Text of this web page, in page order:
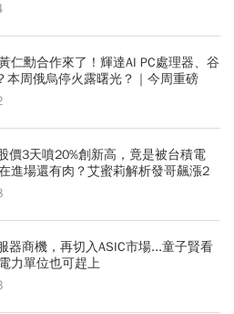
仁勳合作來了！輝達AI PC處理器、谷
本周俄烏停火露曙光？｜今周重磅
價3天噴20%創新高，竟是被台積電
進場還有肉？艾蜜莉解析發哥飆漲2
器商機，再切入ASIC市場...童子賢看
力單位也可趕上